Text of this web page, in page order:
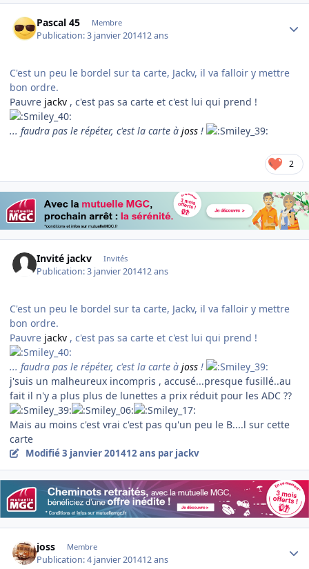
Pascal 45 Membre
Publication:3 janvier 201412 ans
C'est un peu le bordel sur ta carte, Jackv, il va falloir y mettre
bon ordre.
Pauvre jackv , c'est pas sa carte et c'est lui qui prend !
... faudra pas le répéter, c'est la carte à joss !
2
Invité jackv Invités
Publication:3 janvier 201412 ans
C'est un peu le bordel sur ta carte, Jackv, il va falloir y mettre
bon ordre.
Pauvre jackv , c'est pas sa carte et c'est lui qui prend !
... faudra pas le répéter, c'est la carte à joss !
j'suis un malheureux incompris , accusé...presque fusillé..au
fait il n'y a plus plus de lunettes a prix réduit pour les ADC ??
Mais au moins c'est vrai c'est pas qu'un peu le B....l sur cette
carte
Modifié3 janvier 201412 ans par jackv
joss Membre
Publication:4 janvier 201412 ans